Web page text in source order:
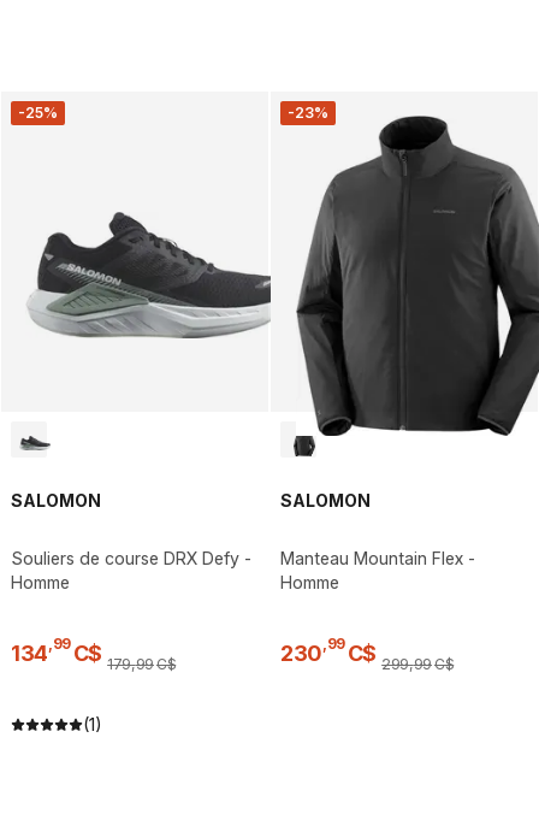
-25%
SALOMON
Souliers de course DRX Defy -
Homme
134,99 C$ 179,99C$
(1)
-23%
SALOMON
Manteau Mountain Flex -
Homme
230,99 C$ 299,99C$